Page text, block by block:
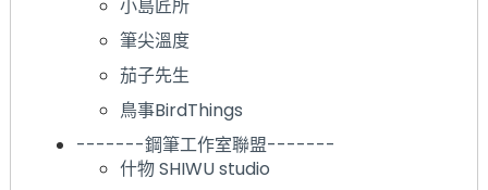
小島匠所
筆尖溫度
茄子先生
鳥事BirdThings
-------鋼筆工作室聯盟-------
什物 SHIWU studio